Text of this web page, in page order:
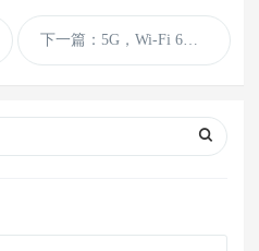
下一篇：5G，Wi-Fi 6和AI将如何提供更智能的家庭体验